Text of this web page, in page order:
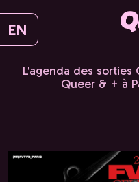
EN
L'agenda des sorties
Queer & + à